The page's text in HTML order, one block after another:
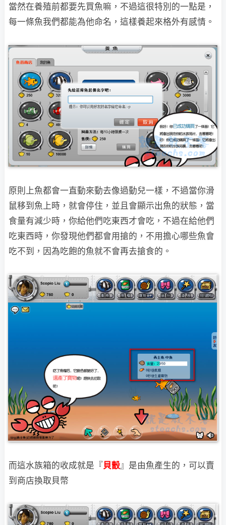
當然在養殖前都要先買魚嘛，不過這很特別的一點是，
每一條魚我們都能為他命名，這樣養起來格外有感情。
原則上魚都會一直動來動去像過動兒一樣，不過當你滑
鼠移到魚上時，就會停住，並且會顯示出魚的狀態，當
食量有減少時，你給他們吃東西才會吃，不過在給他們
吃東西時，你發現他們都會用搶的，不用擔心哪些魚會
吃不到，因為吃飽的魚就不會再去搶食的。
而這水族箱的收成就是『貝瞉』是由魚產生的，可以賣
到商店換取貝幣